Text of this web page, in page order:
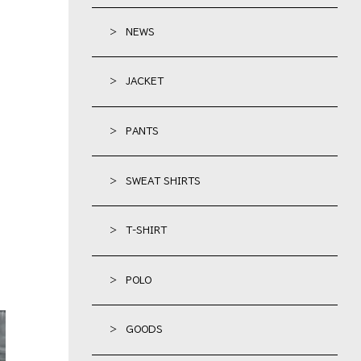
> NEWS
> JACKET
> PANTS
> SWEAT SHIRTS
> T-SHIRT
> POLO
> GOODS